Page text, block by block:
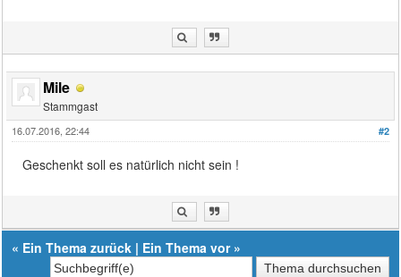
Mile
Stammgast
#2
16.07.2016, 22:44
Geschenkt soll es natürlich nicht sein !
« Ein Thema zurück | Ein Thema vor»